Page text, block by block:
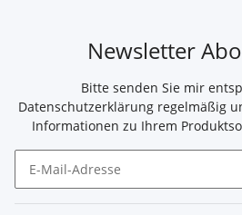
Newsletter
Bitte senden Sie mir
Datenschutzerklärung regelmäßig
Informationen zu Ihrem